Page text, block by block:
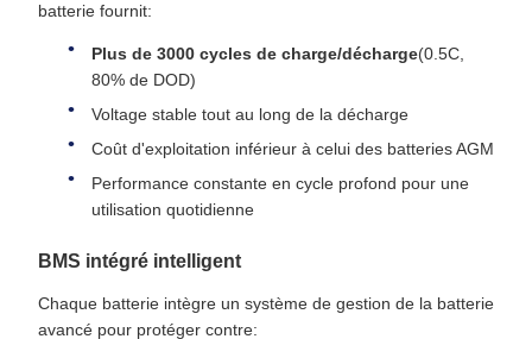
batterie fournit:
Plus de 3000 cycles de charge/décharge(0.5C,
80% de DOD)
Voltage stable tout au long de la décharge
Coût d'exploitation inférieur à celui des batteries AGM
Performance constante en cycle profond pour une
utilisation quotidienne
BMS intégré intelligent
Chaque batterie intègre un système de gestion de la batterie
avancé pour protéger contre: